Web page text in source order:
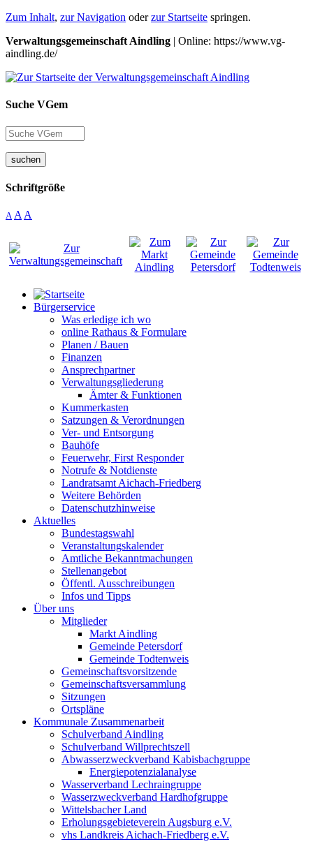
Zum Inhalt, zur Navigation oderzur Startseite springen.
Verwaltungsgemeinschaft Aindling | Online: https://www.vg-
aindling.de/
Suche VGem
suchen
Schriftgröße
A A A
Bürgerservice
Was erledige ich wo
online Rathaus & Formulare
Planen / Bauen
Finanzen
Ansprechpartner
Verwaltungsgliederung
Ämter & Funktionen
Kummerkasten
Satzungen & Verordnungen
Ver- und Entsorgung
Bauhöfe
Feuerwehr, First Responder
Notrufe & Notdienste
Landratsamt Aichach-Friedberg
Weitere Behörden
Datenschutzhinweise
Aktuelles
Bundestagswahl
Veranstaltungskalender
Amtliche Bekanntmachungen
Stellenangebot
Öffentl. Ausschreibungen
Infos und Tipps
Über uns
Mitglieder
Markt Aindling
Gemeinde Petersdorf
Gemeinde Todtenweis
Gemeinschaftsvorsitzende
Gemeinschaftsversammlung
Sitzungen
Ortspläne
Kommunale Zusammenarbeit
Schulverband Aindling
Schulverband Willprechtszell
Abwasserzweckverband Kabisbachgruppe
Energiepotenzialanalyse
Wasserverband Lechraingruppe
Wasserzweckverband Hardhofgruppe
Wittelsbacher Land
Erholungsgebieteverein Augsburg e.V.
vhs Landkreis Aichach-Friedberg e.V.